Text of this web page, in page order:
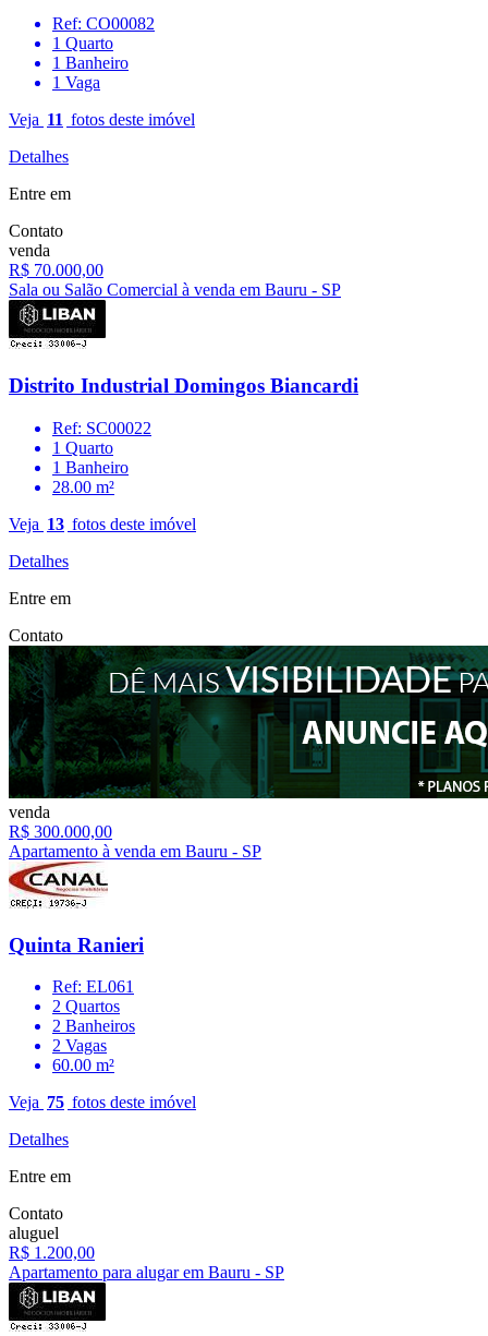
Ref: CO00082
1 Quarto
1 Banheiro
1 Vaga
Veja 11 fotos deste imóvel
Detalhes
Entre em
Contato
venda
R$ 70.000,00
Sala ou Salão Comercial à venda em Bauru - SP
Distrito Industrial Domingos Biancardi
Ref: SC00022
1 Quarto
1 Banheiro
28.00 m²
Veja 13 fotos deste imóvel
Detalhes
Entre em
Contato
venda
R$ 300.000,00
Apartamento à venda em Bauru - SP
Quinta Ranieri
Ref: EL061
2 Quartos
2 Banheiros
2 Vagas
60.00 m²
Veja 75 fotos deste imóvel
Detalhes
Entre em
Contato
aluguel
R$ 1.200,00
Apartamento para alugar em Bauru - SP